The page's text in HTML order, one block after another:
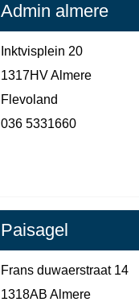
Admin almere
Inktvisplein 20
1317HV Almere
Flevoland
036 5331660
Paisagel
Frans duwaerstraat 14
1318AB Almere